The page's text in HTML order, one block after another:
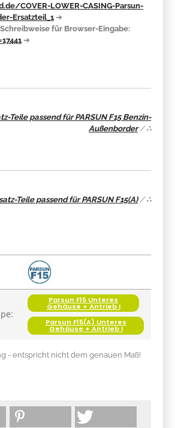
COVER-LOWER-CASING-Parsun-
Ersatzteil_1 ➔
für Browser-Eingabe:
➔
Teile passend für PARSUN F15 Benzin-
Außenborder/∴
Teile passend für PARSUN F15(A)/∴
Parsun F15 Unteres
Gehäuse + Antrieb I
Parsun F15(A) Unteres
Gehäuse + Antrieb I
- entspricht nicht dem genauen Maß!